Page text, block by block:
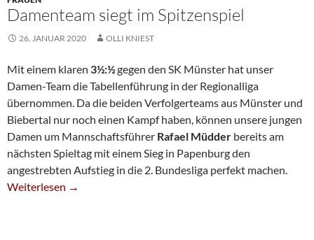
Damenteam siegt im Spitzenspiel
26. JANUAR 2020 OLLI KNIEST
Mit einem klaren 3½:½gegen den SK Münster hat unser
Damen-Team die Tabellenführung in der Regionalliga
übernommen. Da die beiden Verfolgerteams aus Münster und
Biebertal nur noch einen Kampf haben, können unsere jungen
Damen um Mannschaftsführer Rafael Müdder bereits am
nächsten Spieltag mit einem Sieg in Papenburg den
angestrebten Aufstieg in die 2. Bundesliga perfekt machen.
Damenteam Siegt Im Spitzenspiel
Weiterlesen →